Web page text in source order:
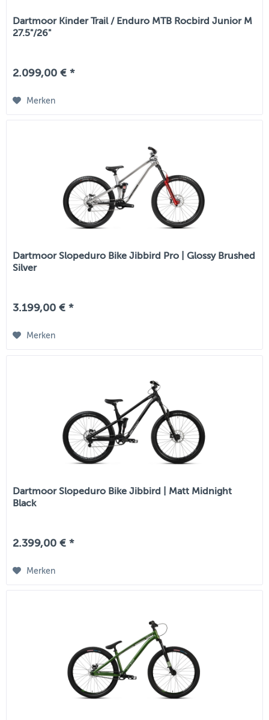
Dartmoor Kinder Trail / Enduro MTB Rocbird Junior M
27.5"/26"
2.099,00 € *
Merken
Dartmoor Slopeduro Bike Jibbird Pro | Glossy Brushed
Silver
3.199,00 € *
Merken
Dartmoor Slopeduro Bike Jibbird | Matt Midnight
Black
2.399,00 € *
Merken